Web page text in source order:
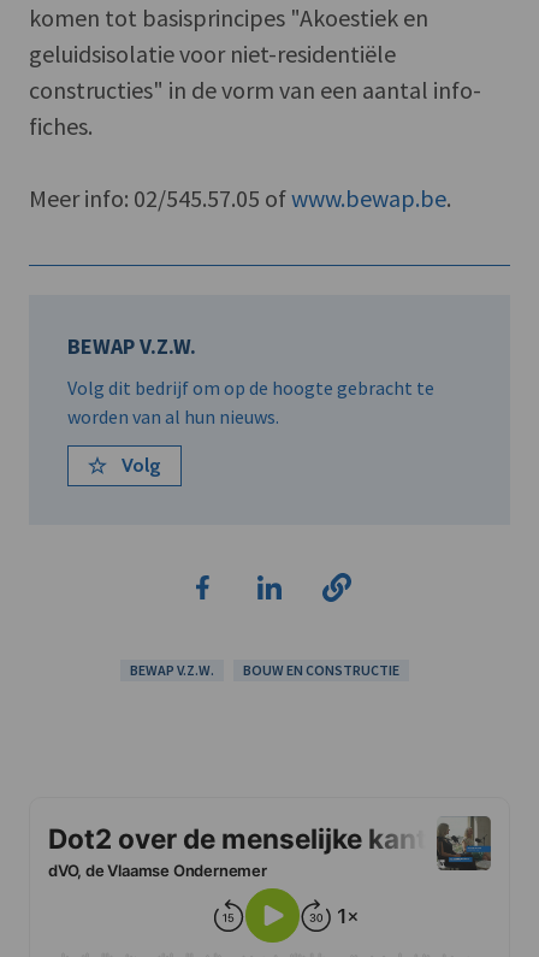
komen tot basisprincipes "Akoestiek en
geluidsisolatie voor niet-residentiële
constructies" in de vorm van een aantal info-
fiches.
Meer info: 02/545.57.05 ofwww.bewap.be.
BEWAP V.Z.W.
Volg dit bedrijf om op de hoogte gebracht te
worden van al hun nieuws.
Volg
BEWAP V.Z.W. BOUW EN CONSTRUCTIE